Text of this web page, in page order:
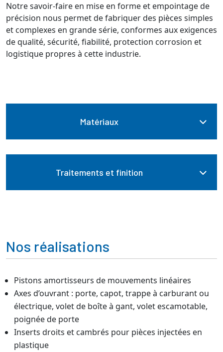
Notre savoir-faire en mise en forme et empointage de
précision nous permet de fabriquer des pièces simples
et complexes en grande série, conformes aux exigences
de qualité, sécurité, fiabilité, protection corrosion et
logistique propres à cette industrie.
Matériaux
Traitements et finition
Nos réalisations
Pistons amortisseurs de mouvements linéaires
Axes d’ouvrant : porte, capot, trappe à carburant ou
électrique, volet de boîte à gant, volet escamotable,
poignée de porte
Inserts droits et cambrés pour pièces injectées en
plastique